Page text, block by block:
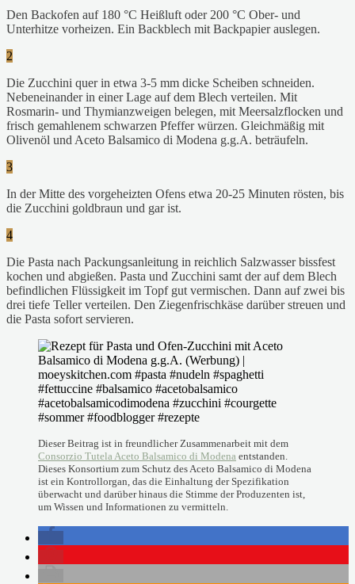
Den Backofen auf 180 °C Heißluft oder 200 °C Ober- und
Unterhitze vorheizen. Ein Backblech mit Backpapier auslegen.
2
Die Zucchini quer in etwa 3-5 mm dicke Scheiben schneiden.
Nebeneinander in einer Lage auf dem Blech verteilen. Mit
Rosmarin- und Thymianzweigen belegen, mit Meersalzflocken und
frisch gemahlenem schwarzen Pfeffer würzen. Gleichmäßig mit
Olivenöl und Aceto Balsamico di Modena g.g.A. beträufeln.
3
In der Mitte des vorgeheizten Ofens etwa 20-25 Minuten rösten, bis
die Zucchini goldbraun und gar ist.
4
Die Pasta nach Packungsanleitung in reichlich Salzwasser bissfest
kochen und abgießen. Pasta und Zucchini samt der auf dem Blech
befindlichen Flüssigkeit im Topf gut vermischen. Dann auf zwei bis
drei tiefe Teller verteilen. Den Ziegenfrischkäse darüber streuen und
die Pasta sofort servieren.
Dieser Beitrag ist in freundlicher Zusammenarbeit mit dem
Consorzio Tutela Aceto Balsamico di Modena entstanden.
Dieses Konsortium zum Schutz des Aceto Balsamico di Modena
ist ein Kontrollorgan, das die Einhaltung der Spezifikation
überwacht und darüber hinaus die Stimme der Produzenten ist,
um Wissen und Informationen zu vermitteln.